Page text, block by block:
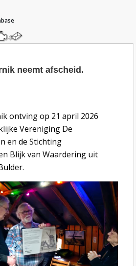
stuur
een
van Doornik neemt
neemt afscheid.
ontving op 21 april 2026
Vereniging De
en de Stichting
Blijk van Waardering uit